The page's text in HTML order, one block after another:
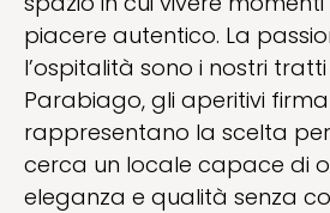
piacere autentico. La
l’ospitalità sono i nostri tratti
Parabiago, gli aperitivi
rappresentano la scelta
cerca un locale capace di
eleganza e qualità senza